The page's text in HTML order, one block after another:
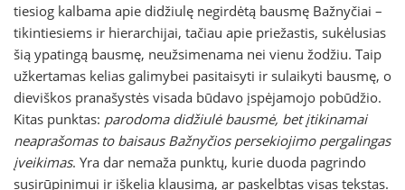
tiesiog kalbama apie didžiulę negirdėtą bausmę Bažnyčiai –
tikintiesiems ir hierarchijai, tačiau apie priežastis, sukėlusias
šią ypatingą bausmę, neužsimenama nei vienu žodžiu. Taip
užkertamas kelias galimybei pasitaisyti ir sulaikyti bausmę, o
dieviškos pranašystės visada būdavo įspėjamojo pobūdžio.
Kitas punktas: parodoma didžiulė bausmė, bet įtikinamai
neaprašomas to baisaus Bažnyčios persekiojimo pergalingas
įveikimas. Yra dar nemaža punktų, kurie duoda pagrindo
susirūpinimui ir iškelia klausimą, ar paskelbtas visas tekstas.